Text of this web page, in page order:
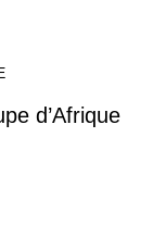
d’Afrique